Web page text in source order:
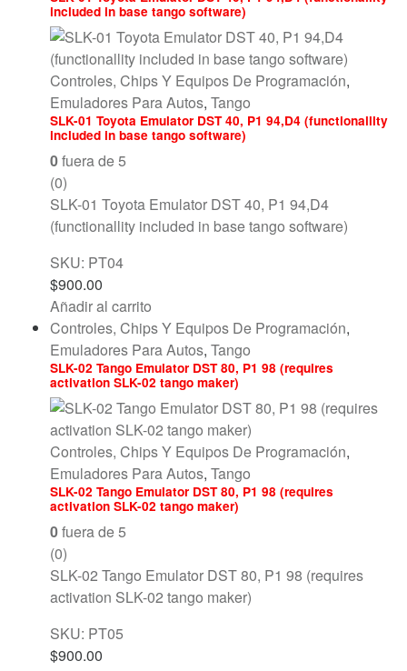
included in base tango software)
Controles, Chips Y Equipos De Programación,
Emuladores Para Autos, Tango
SLK-01 Toyota Emulator DST 40, P1 94,D4 (functionallity
included in base tango software)
0fuera de 5
(0)
SLK-01 Toyota Emulator DST 40, P1 94,D4
(functionallity included in base tango software)
SKU: PT04
$900.00
Añadir al carrito
Controles, Chips Y Equipos De Programación,
Emuladores Para Autos, Tango
SLK-02 Tango Emulator DST 80, P1 98 (requires
activation SLK-02 tango maker)
Controles, Chips Y Equipos De Programación,
Emuladores Para Autos, Tango
SLK-02 Tango Emulator DST 80, P1 98 (requires
activation SLK-02 tango maker)
0fuera de 5
(0)
SLK-02 Tango Emulator DST 80, P1 98 (requires
activation SLK-02 tango maker)
SKU: PT05
$900.00